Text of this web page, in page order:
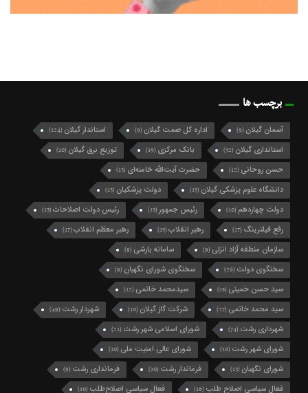
برچسب ها
آسمان گیلان (9) اداره کل صمت گیلان (9) استاندار گیلان (124)
استانداری گیلان (32) بانک مرکزی (19) توزیع برق گیلان (10)
حسن روحانی (12) حضرت آیت‌الله خامنه‌ای (15)
دانشگاه علوم پزشکی گیلان (15) دولت پزشکیان (15)
دولت چهاردهم (10) رئیس جمهور(13) رئیس دولت اصلاحات(13)
رفع فیلترینگ (17) رهبر انقلاب(15) رهبر معظم انقلاب(17)
سازمان منطقه آزاد انزلی (9) سامانه بارشی (9)
سخنگوی دولت (26) سخنگوی شورای نگهبان (9)
سید حسن خمینی (15) سیدمحمد خاتمی (12)
سید محمد خاتمی (27) شرکت گاز گیلان (10) شهردار رشت (49)
شهرداری رشت (74) شورای اسلامی شهر رشت (21)
شورای شهر رشت (10) شورای عالی امنیت ملی (10)
شورای نگهبان (13) فرماندار رشت (10) فرمانداری رشت (9)
فعال سیاسی اصلاح طلب (16) فعال سیاسی اصلاح‌طلب (10)